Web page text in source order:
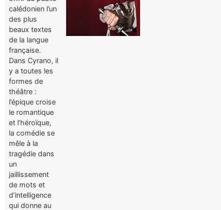
calédonien l’un
des plus
beaux textes
de la langue
française.
Dans Cyrano, il
y a toutes les
formes de
théâtre :
l’épique croise
le romantique
et l’héroïque,
la comédie se
mêle à la
tragédie dans
un
jaillissement
de mots et
d’intelligence
qui donne au